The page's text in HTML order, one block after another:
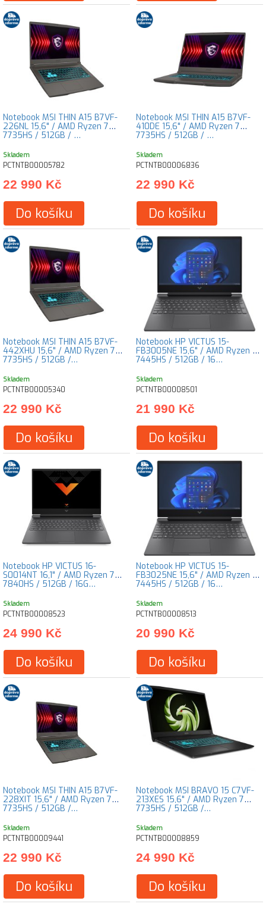
Notebook MSI THIN A15 B7VF-
226NL 15,6" / AMD Ryzen 7
7735HS / 512GB / …
Skladem
PCTNTB00005782
22 990 Kč
Do košíku
Notebook MSI THIN A15 B7VF-
410DE 15,6" / AMD Ryzen 7
7735HS / 512GB / …
Skladem
PCTNTB00006836
22 990 Kč
Do košíku
Notebook MSI THIN A15 B7VF-
442XHU 15,6" / AMD Ryzen 7
7735HS / 512GB /…
Skladem
PCTNTB00005340
22 990 Kč
Do košíku
Notebook HP VICTUS 15-
FB3005NE 15,6" / AMD Ryzen 7
7445HS / 512GB / 16…
Skladem
PCTNTB00008501
21 990 Kč
Do košíku
Notebook HP VICTUS 16-
S0014NT 16,1" / AMD Ryzen 7
7840HS / 512GB / 16G…
Skladem
PCTNTB00008523
24 990 Kč
Do košíku
Notebook HP VICTUS 15-
FB3025NE 15,6" / AMD Ryzen 7
7445HS / 512GB / 16…
Skladem
PCTNTB00008513
20 990 Kč
Do košíku
Notebook MSI THIN A15 B7VF-
228XIT 15,6" / AMD Ryzen 7
7735HS / 512GB /…
Skladem
PCTNTB00009441
22 990 Kč
Do košíku
Notebook MSI BRAVO 15 C7VF-
213XES 15,6" / AMD Ryzen 7
7735HS / 512GB /…
Skladem
PCTNTB00008859
24 990 Kč
Do košíku